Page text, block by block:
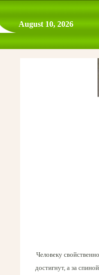
August 10, 2026
Человеку
достигнут, а за